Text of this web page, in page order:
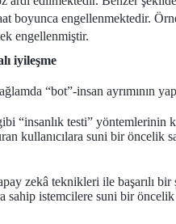
boyunca engellenmektedir.
engellenmiştir.
iyileşme
“bot”-insan ayrımının
“insanlık testi” yöntemlerinin
kullanıcılara suni bir öncelik
zekâ teknikleri ile başarılı
sahip istemcilere suni bir